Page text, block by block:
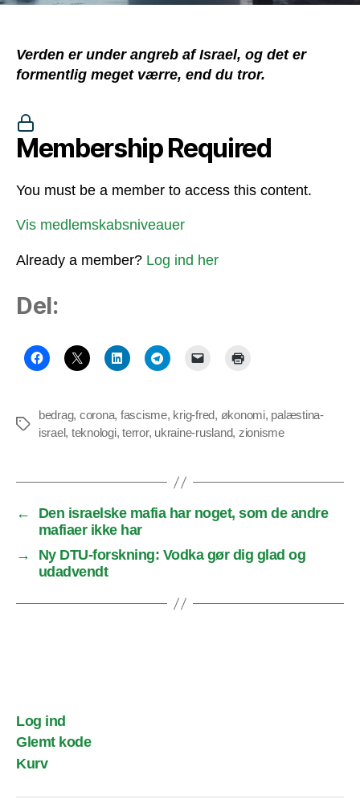
Verden er under angreb af Israel, og det er
formentlig meget værre, end du tror.
Membership Required
You must be a member to access this content.
Vis medlemskabsniveauer
Already a member? Log ind her
Del:
Tags
bedrag, corona, fascisme, krig-fred, økonomi, palæstina-
israel, teknologi,terror, ukraine-rusland, zionisme
←
Den israelske mafia har noget, som de andre
mafiaer ikke har
→
Ny DTU-forskning: Vodka gør dig glad og
udadvendt
Log ind
Glemt kode
Kurv